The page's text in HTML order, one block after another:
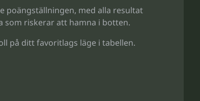
poängställningen, med alla resultat
som riskerar att hamna i botten.
på ditt favoritlags läge i tabellen.